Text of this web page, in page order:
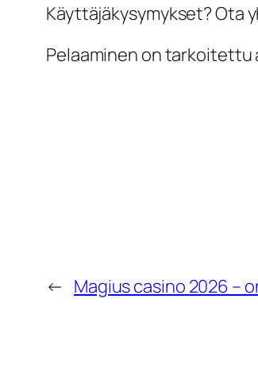
Käyttäjäkysymykset? Ota
Pelaaminen on tarkoitettu
← Magius casino 2026 –